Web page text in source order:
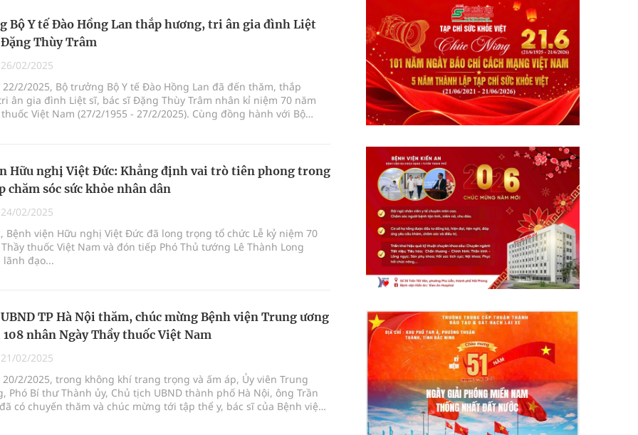
Bộ Y tế Đào Hồng Lan thắp hương, tri ân gia đình Liệt
Thùy Trâm
26/02/2025
22/2/2025, Bộ trưởng Bộ Y tế Đào Hồng Lan đã đến thăm, thắp
ân gia đình Liệt sĩ, bác sĩ Đặng Thùy Trâm nhân kỉ niệm 70 năm
Việt Nam (27/2/1955 - 27/2/2025). Cùng đồng hành với Bộ
Hữu nghị Việt Đức: Khẳng định vai trò tiên phong trong
chăm sóc sức khỏe nhân dân
24/02/2025
Bệnh viện Hữu nghị Việt Đức đã long trọng tổ chức Lễ kỷ niệm 70
thuốc Việt Nam và đón tiếp Phó Thủ tướng Lê Thành Long
lãnh đạo...
TP Hà Nội thăm, chúc mừng Bệnh viện Trung ương
108 nhân Ngày Thầy thuốc Việt Nam
21/02/2025
20/2/2025, trong không khí trang trọng và ấm áp, Ủy viên Trung
Phó Bí thư Thành ủy, Chủ tịch UBND thành phố Hà Nội, ông Trần
có chuyến thăm và chúc mừng tới tập thể y, bác sĩ của Bệnh viện
nhân dân